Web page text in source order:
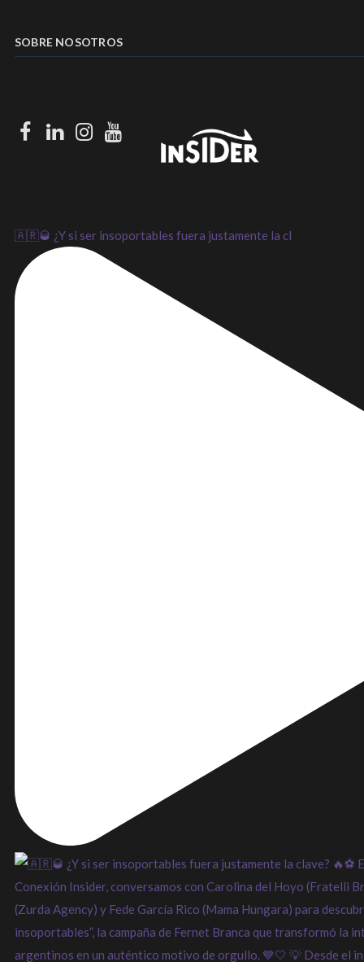
SOBRE NOSOTROS
Facebook
LinkedIn
Instagram
Youtube
🇦🇷🥃 ¿Y si ser insoportables fuera justamente la cl